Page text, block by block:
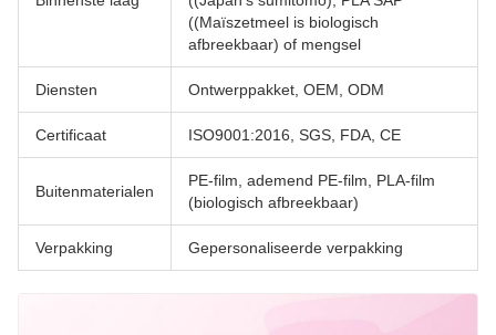
((Maïszetmeel is biologisch
afbreekbaar) of mengsel
Diensten Ontwerppakket, OEM, ODM
Certificaat ISO9001:2016, SGS, FDA, CE
Buitenmaterialen
PE-film, ademend PE-film, PLA-film
(biologisch afbreekbaar)
Verpakking Gepersonaliseerde verpakking